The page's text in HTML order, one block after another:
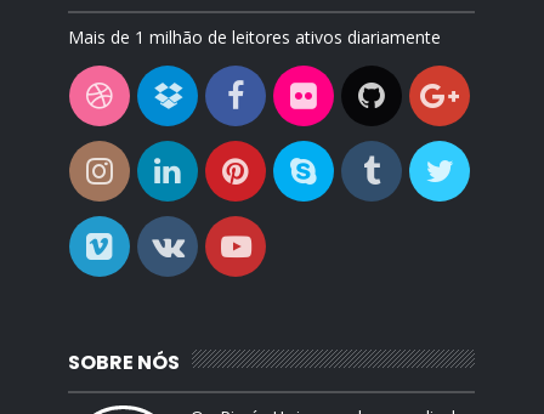
Mais de 1 milhão de leitores ativos diariamente
SOBRE NÓS